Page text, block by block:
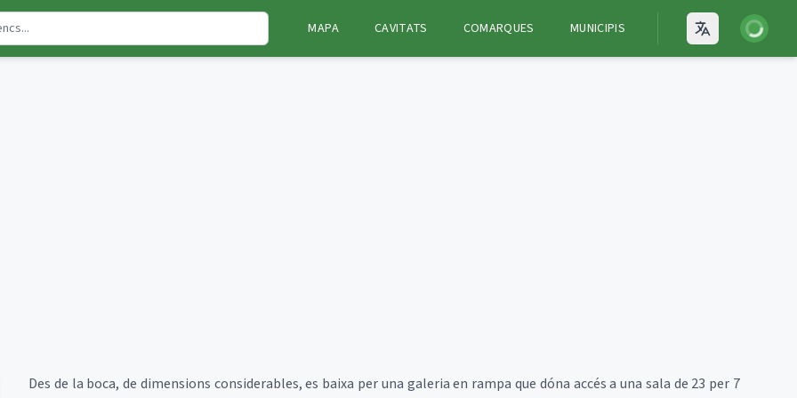
MAPA CAVITATS COMARQUES MUNICIPIS Open
Iniciar
Des de la boca, de dimensions considerables, es baixa per una galeria en rampa que dóna accés a una sala de 23 per 7